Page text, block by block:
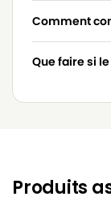
LG-
GOLDSTAR
LG-
GOLDSTAR
Comment
Que faire si
Produits